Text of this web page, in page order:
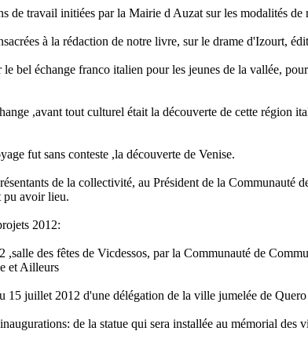
de travail initiées par la Mairie d Auzat sur les modalités
à la rédaction de notre livre, sur le drame d'Izourt,
bel échange franco italien pour les jeunes de la vallée,
,avant tout culturel était la découverte de cette région
fut sans conteste ,la découverte de Venise.
de la collectivité, au Président de la
pu avoir lieu.
2012:
des fêtes de Vicdessos, par la Communauté de
et Ailleurs
15 juillet 2012 d'une délégation de la ville jumelée de
de la statue qui sera installée au mémorial